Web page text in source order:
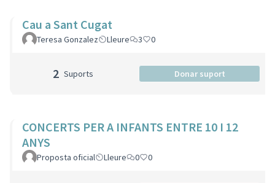
Cau a Sant Cugat
Teresa Gonzalez Lleure 3 0
2 Suports Donar suport
CONCERTS PER A INFANTS ENTRE 10 I 12
ANYS
Proposta oficial Lleure 0 0